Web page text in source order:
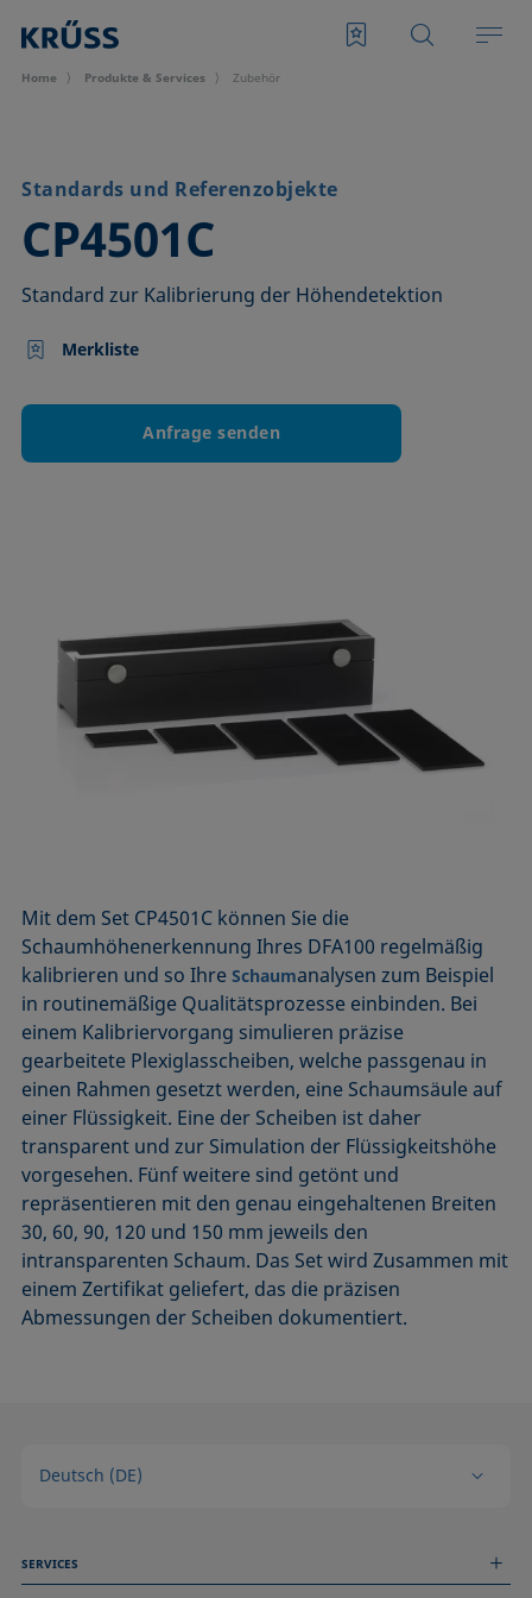
Home Produkte & Services Zubehör
Standards und Referenzobjekte
CP4501C
–
Standard zur Kalibrierung der Höhendetektion
Merkliste
Anfrage senden
Mit dem Set CP4501C können Sie die
Schaumhöhenerkennung Ihres DFA100 regelmäßig
kalibrieren und so IhreSchaum­analysen zum Beispiel
in routinemäßige Qualitätsprozesse einbinden. Bei
einem Kalibriervorgang simulieren präzise
gearbeitete Plexiglasscheiben, welche passgenau in
einen Rahmen gesetzt werden, eine Schaumsäule auf
einer Flüssigkeit. Eine der Scheiben ist daher
transparent und zur Simulation der Flüssigkeitshöhe
vorgesehen. Fünf weitere sind getönt und
repräsentieren mit den genau eingehaltenen Breiten
30, 60, 90, 120 und 150 mm jeweils den
intransparenten Schaum. Das Set wird Zusammen mit
einem Zertifikat geliefert, das die präzisen
Abmessungen der Scheiben dokumentiert.
Deutsch (DE)
SERVICES